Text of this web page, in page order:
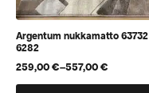
Argentum nukkamatto 63732
6282
259,00€–557,00€
Hintaluokka:
259,00 €